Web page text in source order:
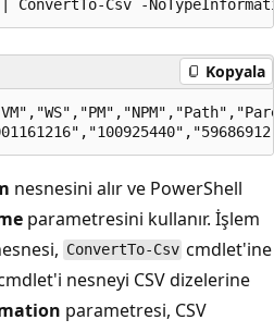
Kopyala
nesnesini alır ve PowerShell
parametresini kullanır. İşlem
ConvertTo-Csv cmdlet'ine
nesneyi CSV dizelerine
parametresi, CSV